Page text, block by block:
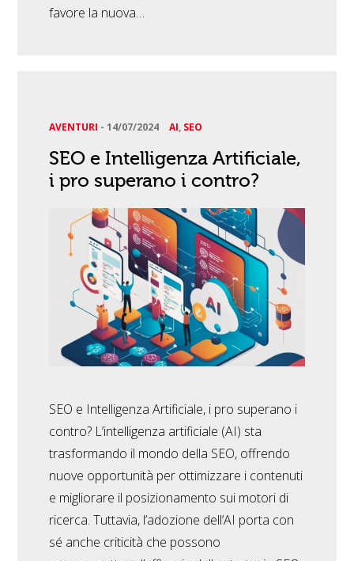
favore la nuova…
AVENTURI -14/07/2024 AI, SEO
SEO e Intelligenza Artificiale,
i pro superano i contro?
SEO e Intelligenza Artificiale, i pro superano i
contro? L’intelligenza artificiale (AI) sta
trasformando il mondo della SEO, offrendo
nuove opportunità per ottimizzare i contenuti
e migliorare il posizionamento sui motori di
ricerca. Tuttavia, l’adozione dell’AI porta con
sé anche criticità che possono